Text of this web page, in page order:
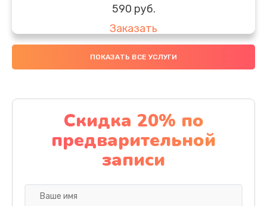
590 руб.
Заказать
Ремонт микровыключателя кофемашины
Заказать
Ремонт насоса кофемашины
520 руб.
Заказать
Очистка кофемашины от накипи
ПОКАЗАТЬ ВСЕ УСЛУГИ
Скидка 20% по
предварительной
записи